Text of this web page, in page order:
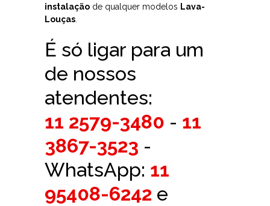
instalação de qualquer modelos Lava-
Louças.
É só ligar para um
de nossos
atendentes:
11 2579-3480 - 11
3867-3523 -
WhatsApp: 11
95408-6242 e